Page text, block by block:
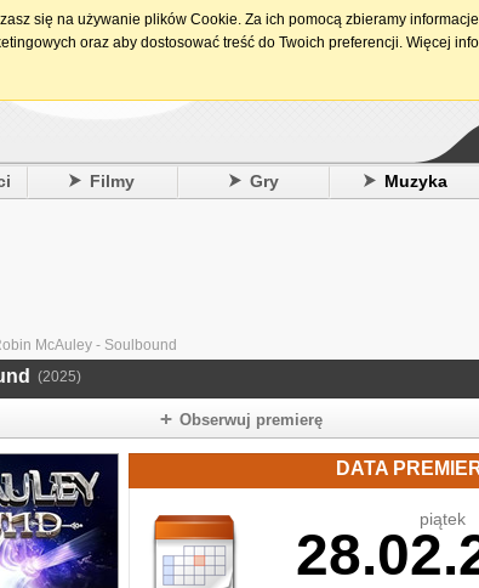
Filmy Gry Muzyka
McAuley - Soulbound
(2025)
Obserwuj premierę
DATA
piątek
się na używanie plików Cookie. Za ich pomocą zbieramy
oraz aby dostosować treść do Twoich preferencji. Więcej